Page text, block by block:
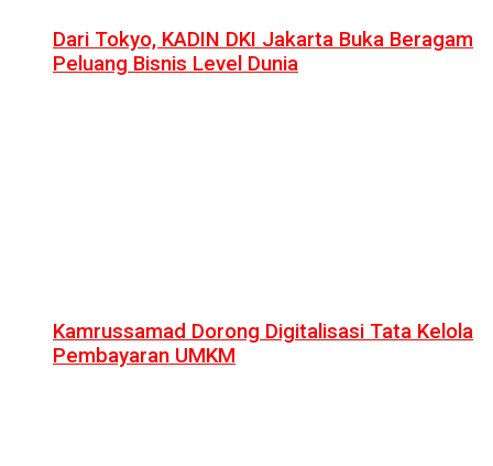
Dari Tokyo, KADIN DKI Jakarta Buka Beragam
Peluang Bisnis Level Dunia
Kamrussamad Dorong Digitalisasi Tata Kelola
Pembayaran UMKM